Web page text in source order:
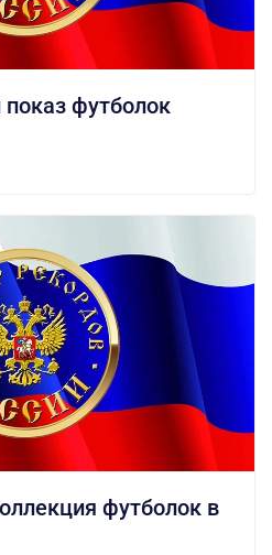
футболок
футболок в